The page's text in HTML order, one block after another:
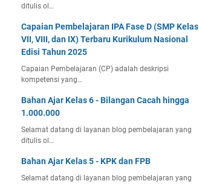
ditulis ol…
Capaian Pembelajaran IPA Fase D (SMP Kelas
VII, VIII, dan IX) Terbaru Kurikulum Nasional
Edisi Tahun 2025
Capaian Pembelajaran (CP) adalah deskripsi
kompetensi yang…
Bahan Ajar Kelas 6 - Bilangan Cacah hingga
1.000.000
Selamat datang di layanan blog pembelajaran yang
ditulis ol…
Bahan Ajar Kelas 5 - KPK dan FPB
Selamat datang di layanan blog pembelajaran yang